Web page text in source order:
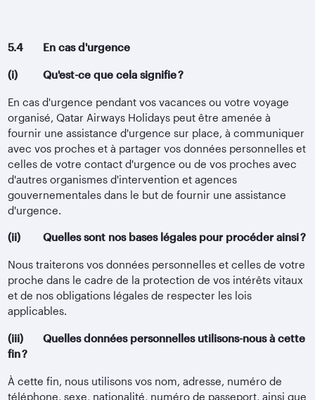
5.4 En cas d'urgence
(i) Qu'est-ce que cela signifie ?
En cas d'urgence pendant vos vacances ou votre voyage
organisé, Qatar Airways Holidays peut être amenée à
fournir une assistance d'urgence sur place, à communiquer
avec vos proches et à partager vos données personnelles et
celles de votre contact d'urgence ou de vos proches avec
d'autres organismes d'intervention et agences
gouvernementales dans le but de fournir une assistance
d'urgence.
(ii) Quelles sont nos bases légales pour procéder ainsi ?
Nous traiterons vos données personnelles et celles de votre
proche dans le cadre de la protection de vos intérêts vitaux
et de nos obligations légales de respecter les lois
applicables.
(iii) Quelles données personnelles utilisons-nous à cette
fin ?
À cette fin, nous utilisons vos nom, adresse, numéro de
téléphone, sexe, nationalité, numéro de passeport, ainsi que